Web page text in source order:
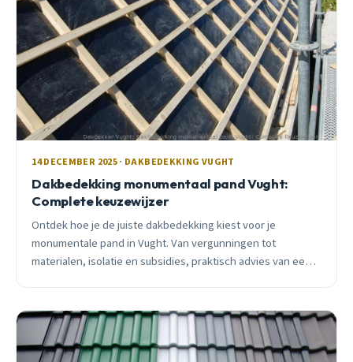
14 DECEMBER 2025 · DAKBEDEKKING VUGHT
Dakbedekking monumentaal pand Vught:
Complete keuzewijzer
Ontdek hoe je de juiste dakbedekking kiest voor je
monumentale pand in Vught. Van vergunningen tot
materialen, isolatie en subsidies, praktisch advies van een